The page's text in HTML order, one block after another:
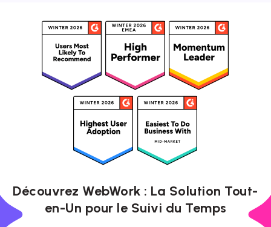
Découvrez WebWork : La Solution Tout-
en-Un pour le Suivi du Temps